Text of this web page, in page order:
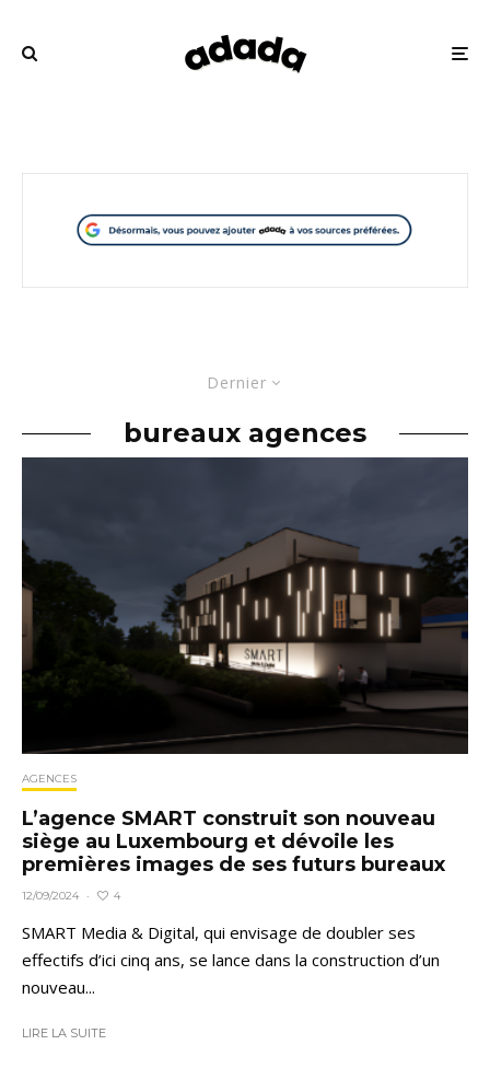
Dernier
bureaux agences
AGENCES
L’agence SMART construit son nouveau
siège au Luxembourg et dévoile les
premières images de ses futurs bureaux
12/09/2024 · 4
SMART Media & Digital, qui envisage de doubler ses
effectifs d’ici cinq ans, se lance dans la construction d’un
nouveau...
LIRE LA SUITE